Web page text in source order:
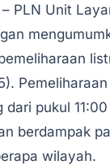
– PLN Unit
dari pukul
berdampak
wilayah.‎‎